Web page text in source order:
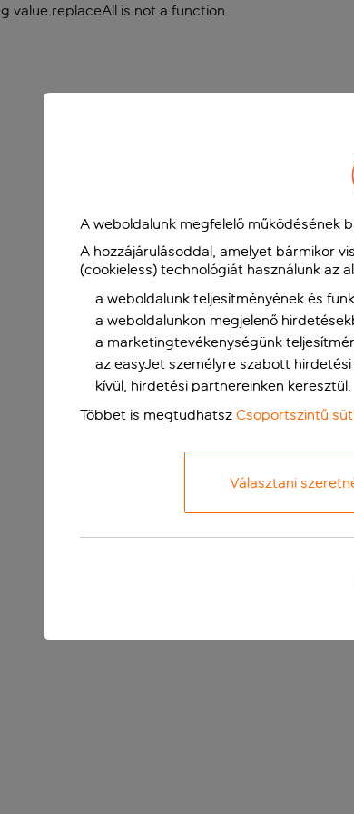
g.value.replaceAll is not a function.
A weboldalunk megfelelő működésének
A hozzájárulásoddal, amelyet bármikor
(cookieless) technológiát használunk az
a weboldalunk teljesítményének és
a weboldalunkon megjelenő
a marketingtevékenységünk
az easyJet személyre szabott
kívül, hirdetési partnereinken keresztül.
Többet is megtudhatsz Csoportszintű
Választani